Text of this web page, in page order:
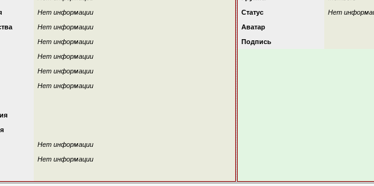
Нет информации
Нет информации
Нет информации
Нет информации
Нет информации
Нет информации
Нет информации
Нет информации
Статус
Нет
Аватар
Подпись